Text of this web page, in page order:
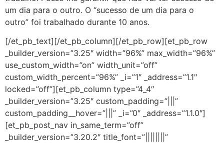
um dia para o outro. O “sucesso de um dia para o
outro” foi trabalhado durante 10 anos.
[/et_pb_text][/et_pb_column][/et_pb_row][et_pb_row
_builder_version=”3.25″ width=”96%” max_width=”96%”
use_custom_width=”on” width_unit=”off”
custom_width_percent=”96%” _i=”1″ _address=”1.1″
locked=”off”][et_pb_column type=”4_4″
_builder_version=”3.25″ custom_padding=”|||”
custom_padding__hover=”|||” _i=”0″ _address=”1.1.0″]
[et_pb_post_nav in_same_term=”off”
_builder_version=”3.20.2″ title_font=”||||||||”